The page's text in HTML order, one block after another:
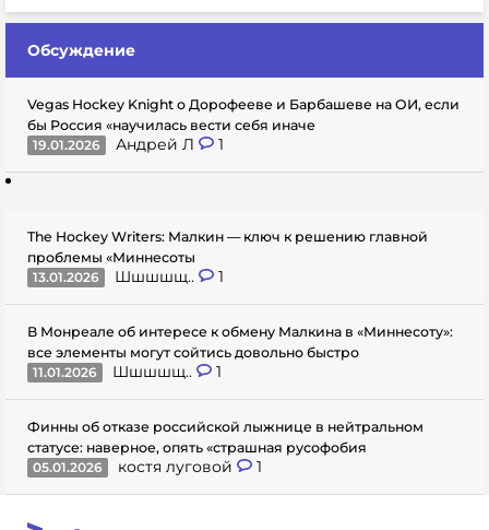
Обсуждение
Vegas Hockey Knight о Дорофееве и Барбашеве на ОИ, если
бы Россия «научилась вести себя иначе
19.01.2026
Андрей Л 1
The Hockey Writers: Малкин — ключ к решению главной
проблемы «Миннесоты
13.01.2026
Шшшшщ.. 1
В Монреале об интересе к обмену Малкина в «Миннесоту»:
все элементы могут сойтись довольно быстро
11.01.2026
Шшшшщ.. 1
Финны об отказе российской лыжнице в нейтральном
статусе: наверное, опять «страшная русофобия
05.01.2026
костя луговой 1